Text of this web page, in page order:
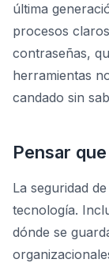
última
procesos
contraseñas,
herramientas
candado sin
Pensar
La seguridad
tecnología.
dónde se